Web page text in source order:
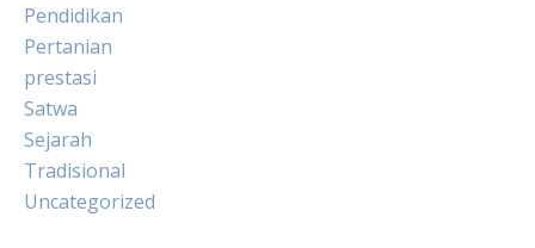
Pendidikan
Pertanian
prestasi
Satwa
Sejarah
Tradisional
Uncategorized